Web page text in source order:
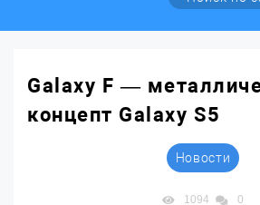
Galaxy F —
концепт Galaxy S5
Новости
1094 0